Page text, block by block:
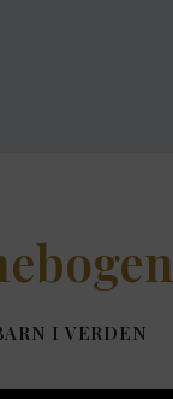
I VERDEN